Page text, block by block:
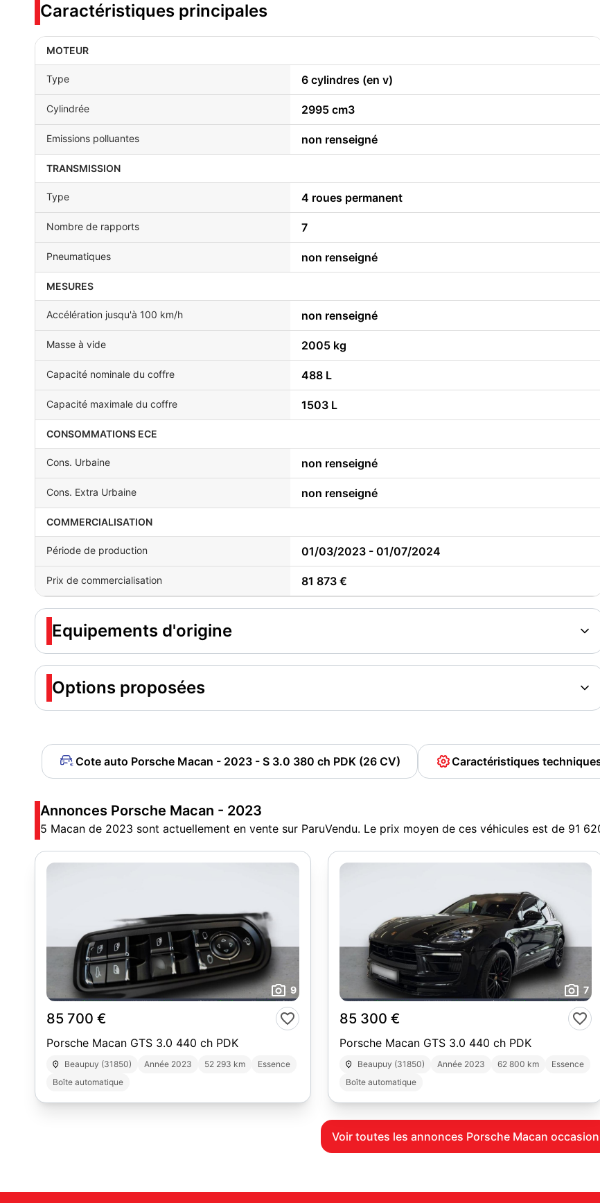
Caractéristiques principales
MOTEUR
Type 6 cylindres (en v)
Cylindrée 2995 cm3
Emissions polluantes non renseigné
TRANSMISSION
Type 4 roues permanent
Nombre de rapports 7
Pneumatiques non renseigné
MESURES
Accélération jusqu'à 100 km/h non renseigné
Masse à vide 2005 kg
Capacité nominale du coffre 488 L
Capacité maximale du coffre 1503 L
CONSOMMATIONS ECE
Cons. Urbaine non renseigné
Cons. Extra Urbaine non renseigné
COMMERCIALISATION
Période de production 01/03/2023 - 01/07/2024
Prix de commercialisation 81 873 €
Equipements d'origine
Options proposées
Cote auto Porsche Macan - 2023 - S 3.0 380 ch PDK (26 CV) Caractéristiques
Annonces Porsche Macan - 2023
5 Macan de 2023 sont actuellement en vente sur ParuVendu. Le prix moyen de ces véhicules est de 91
9
85 700 €
Porsche Macan GTS 3.0 440 ch PDK
Beaupuy (31850) Année 2023 52 293 km
Essence
Boîte automatique
7
85 300 €
Porsche Macan GTS 3.0 440 ch PDK
Beaupuy (31850) Année 2023 62 800 km
Essence
Boîte automatique
Voir toutes les annonces Porsche Macan occasion